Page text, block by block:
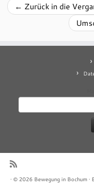
← Zurück in die
· © 2026 Bewegung in Bochum·